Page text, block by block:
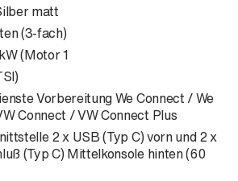
matt
(3-fach)
(Motor 1
Vorbereitung We Connect / We
Connect / VW Connect Plus
2 x USB (Typ C) vorn und 2 x
(Typ C) Mittelkonsole hinten (60